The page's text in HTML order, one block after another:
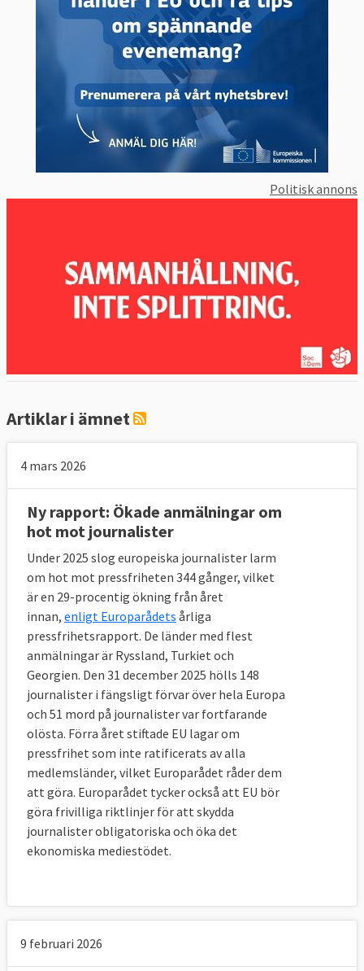
Politisk annons
Artiklar i ämnet
4 mars 2026
Ny rapport: Ökade anmälningar om
hot mot journalister
Under 2025 slog europeiska journalister larm
om hot mot pressfriheten 344 gånger, vilket
är en 29-procentig ökning från året
innan, enligt Europarådets årliga
pressfrihetsrapport. De länder med flest
anmälningar är Ryssland, Turkiet och
Georgien. Den 31 december 2025 hölls 148
journalister i fängsligt förvar över hela Europa
och 51 mord på journalister var fortfarande
olösta. Förra året stiftade EU lagar om
pressfrihet som inte ratificerats av alla
medlemsländer, vilket Europarådet råder dem
att göra. Europarådet tycker också att EU bör
göra frivilliga riktlinjer för att skydda
journalister obligatoriska och öka det
ekonomiska mediestödet.
9 februari 2026